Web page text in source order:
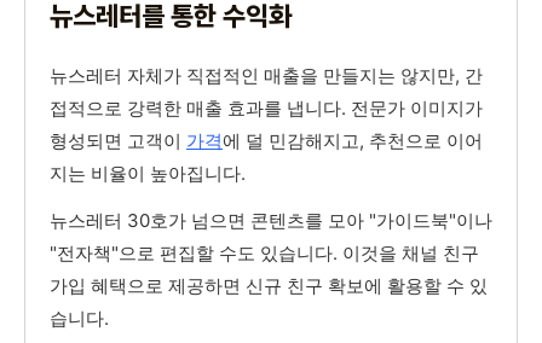
뉴스레터를 통한 수익화
뉴스레터 자체가 직접적인 매출을 만들지는 않지만, 간
접적으로 강력한 매출 효과를 냅니다. 전문가 이미지가
형성되면 고객이 가격에 덜 민감해지고, 추천으로 이어
지는 비율이 높아집니다.
뉴스레터 30호가 넘으면 콘텐츠를 모아 "가이드북"이나
"전자책"으로 편집할 수도 있습니다. 이것을 채널 친구
가입 혜택으로 제공하면 신규 친구 확보에 활용할 수 있
습니다.